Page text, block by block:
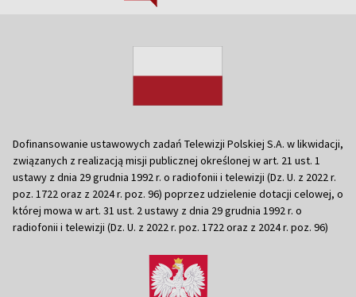
Dofinansowanie ustawowych zadań Telewizji Polskiej S.A. w likwidacji,
związanych z realizacją misji publicznej określonej w art. 21 ust. 1
ustawy z dnia 29 grudnia 1992 r. o radiofonii i telewizji (Dz. U. z 2022 r.
poz. 1722 oraz z 2024 r. poz. 96) poprzez udzielenie dotacji celowej, o
której mowa w art. 31 ust. 2 ustawy z dnia 29 grudnia 1992 r. o
radiofonii i telewizji (Dz. U. z 2022 r. poz. 1722 oraz z 2024 r. poz. 96)